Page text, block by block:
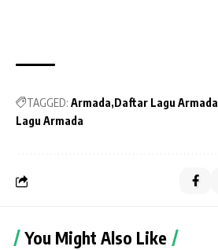
TAGGED: Armada Daftar Lagu Armada
Lagu Armada
You Might Also Like